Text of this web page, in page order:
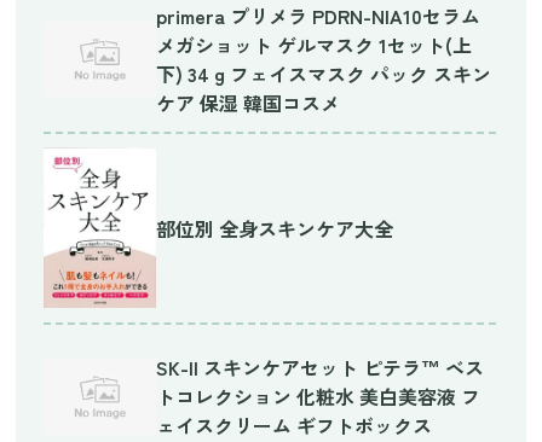
primera プリメラ PDRN-NIA10セラム
メガショット ゲルマスク 1セット(上
下) 34 g フェイスマスク パック スキン
ケア 保湿 韓国コスメ
部位別 全身スキンケア大全
SK-II スキンケアセット ピテラ™ ベス
トコレクション 化粧水 美白美容液 フ
ェイスクリーム ギフトボックス